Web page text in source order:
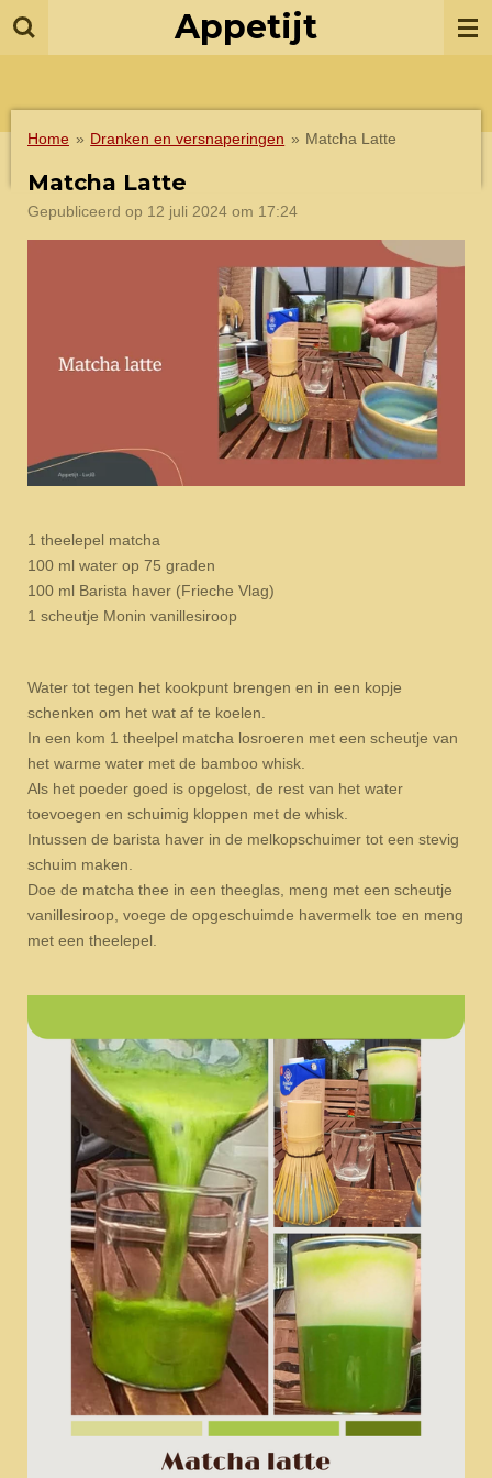
Ga
Appetijt
Home » Dranken en versnaperingen » Matcha Latte
Matcha Latte
Gepubliceerd op 12 juli 2024 om 17:24
1 theelepel matcha
100 ml water op 75 graden
100 ml Barista haver (Frieche Vlag)
1 scheutje Monin vanillesiroop
Water tot tegen het kookpunt brengen en in een kopje
schenken om het wat af te koelen.
In een kom 1 theelpel matcha losroeren met een scheutje van
het warme water met de bamboo whisk.
Als het poeder goed is opgelost, de rest van het water
toevoegen en schuimig kloppen met de whisk.
Intussen de barista haver in de melkopschuimer tot een stevig
schuim maken.
Doe de matcha thee in een theeglas, meng met een scheutje
vanillesiroop, voege de opgeschuimde havermelk toe en meng
met een theelepel.